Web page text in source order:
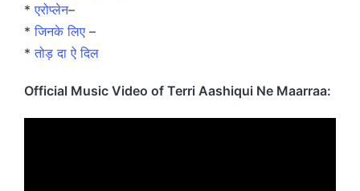
*एरोप्लेन–
*जिनके लिए –
*तोड़ दा ऐ दिल
Official Music Video of Terri Aashiqui Ne Maarraa: